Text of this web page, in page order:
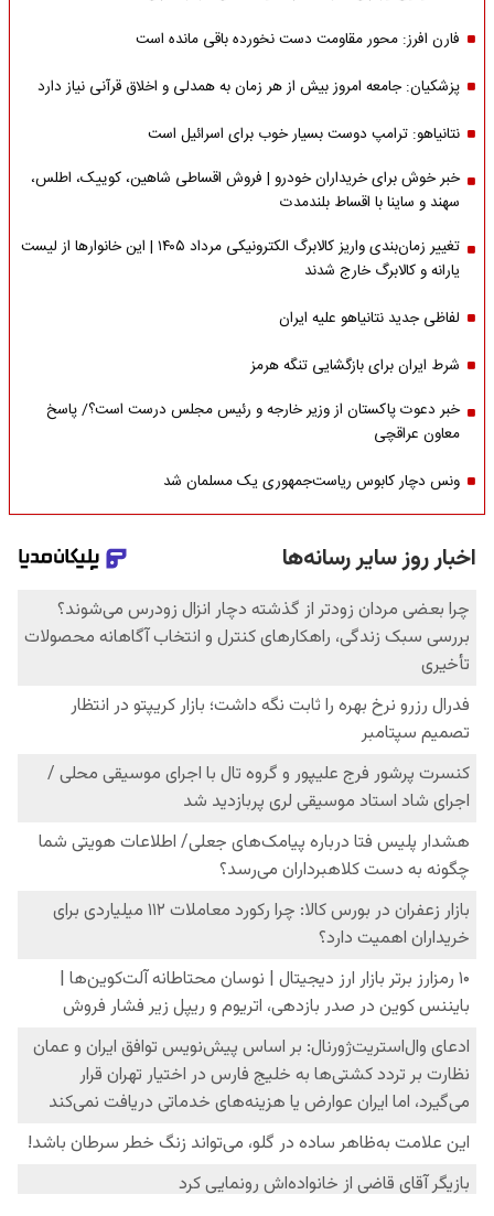
فارن افرز: محور مقاومت دست نخورده باقی مانده است
پزشکیان: جامعه امروز بیش از هر زمان به همدلی و اخلاق قرآنی نیاز دارد
نتانیاهو: ترامپ دوست بسیار خوب برای اسرائیل است
خبر خوش برای خریداران خودرو | فروش اقساطی شاهین، کوییک، اطلس،
سهند و ساینا با اقساط بلندمدت
تغییر زمان‌بندی واریز کالابرگ الکترونیکی مرداد ۱۴۰۵ | این خانوارها از لیست
یارانه و کالابرگ خارج شدند
لفاظی جدید نتانیاهو علیه ایران
شرط ایران برای بازگشایی تنگه هرمز
خبر دعوت پاکستان از وزیر خارجه و رئیس مجلس درست است؟/ پاسخ
معاون عراقچی
ونس دچار کابوس ریاست‌جمهوری یک مسلمان شد